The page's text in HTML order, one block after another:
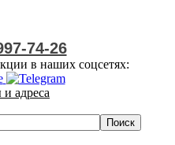
74-26
в наших соцсетях:
адреса